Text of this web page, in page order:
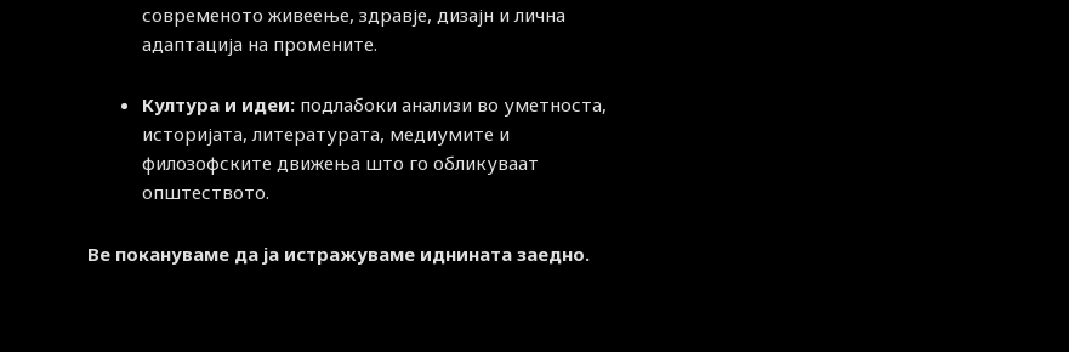
современото живеење, здравје, дизајн и лична
адаптација на промените.
Култура и идеи: подлабоки анализи во уметноста,
историјата, литературата, медиумите и
филозофските движења што го обликуваат
општеството.
Ве покануваме да ја истражуваме иднината заедно.